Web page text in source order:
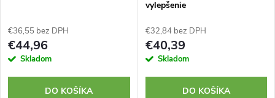
€36,55 bez DPH
€44,96
Skladom
DO KOŠÍKA
vylepšenie
€32,84 bez DPH
€40,39
Skladom
DO KOŠÍKA